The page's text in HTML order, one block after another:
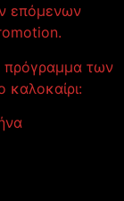
επόμενων
πρόγραμμα των